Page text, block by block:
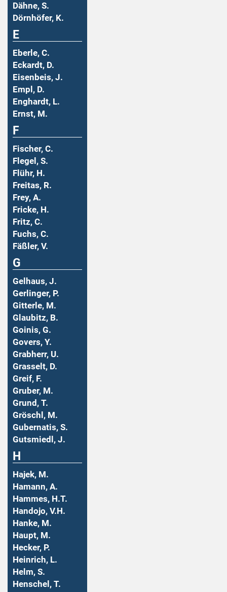
Dähne, S.
Dörnhöfer, K.
E
Eberle, C.
Eckardt, D.
Eisenbeis, J.
Empl, D.
Enghardt, L.
Ernst, M.
F
Fischer, C.
Flegel, S.
Flühr, H.
Freitas, R.
Frey, A.
Fricke, H.
Fritz, C.
Fuchs, C.
Fäßler, V.
G
Gelhaus, J.
Gerlinger, P.
Gitterle, M.
Glaubitz, B.
Goinis, G.
Govers, Y.
Grabherr, U.
Grasselt, D.
Greif, F.
Gruber, M.
Grund, T.
Gröschl, M.
Gubernatis, S.
Gutsmiedl, J.
H
Hajek, M.
Hamann, A.
Hammes, H.T.
Handojo, V.H.
Hanke, M.
Haupt, M.
Hecker, P.
Heinrich, L.
Helm, S.
Henschel, T.